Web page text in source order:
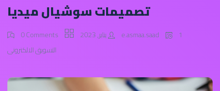
تصميمات سوشيال ميديا
e.asmaa.saad 1 يناير, 2023
0 Comments
التسويق الالكترونى